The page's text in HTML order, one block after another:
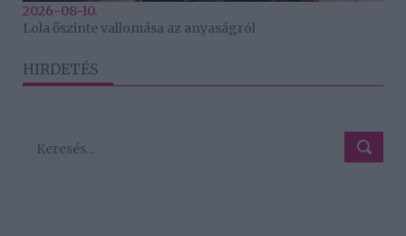
2026-08-10.
Lola őszinte vallomása az anyaságról
HIRDETÉS